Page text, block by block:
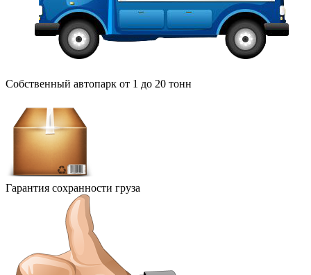
Собственный автопарк от 1 до 20 тонн
Гарантия сохранности груза